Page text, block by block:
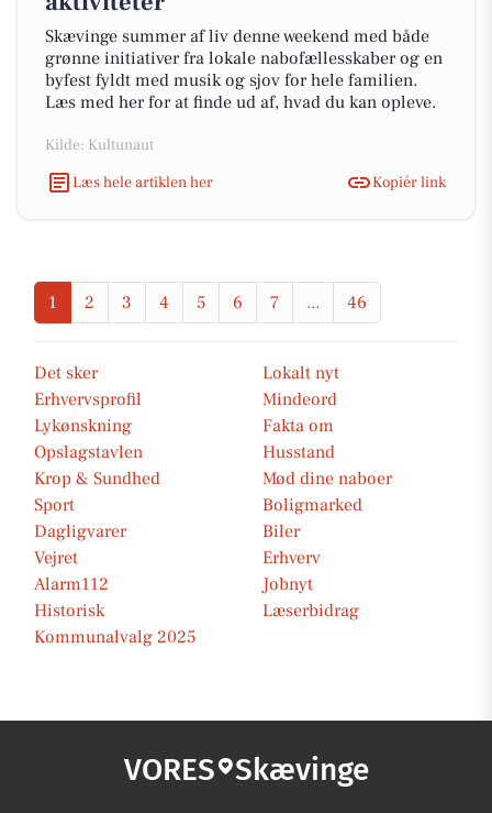
Skævinge summer af liv denne weekend med både
grønne initiativer fra lokale nabofællesskaber og en
byfest fyldt med musik og sjov for hele familien.
Læs med her for at finde ud af, hvad du kan opleve.
Kilde: Kultunaut
Læs hele artiklen her
Kopiér link
1 2 3 4 5 6 7 ... 46
Det sker
Lokalt nyt
Erhvervsprofil
Mindeord
Lykønskning
Fakta om
Opslagstavlen
Husstand
Krop & Sundhed
Mød dine naboer
Sport
Boligmarked
Dagligvarer
Biler
Vejret
Erhverv
Alarm112
Jobnyt
Historisk
Læserbidrag
Kommunalvalg 2025
VORES Skævinge